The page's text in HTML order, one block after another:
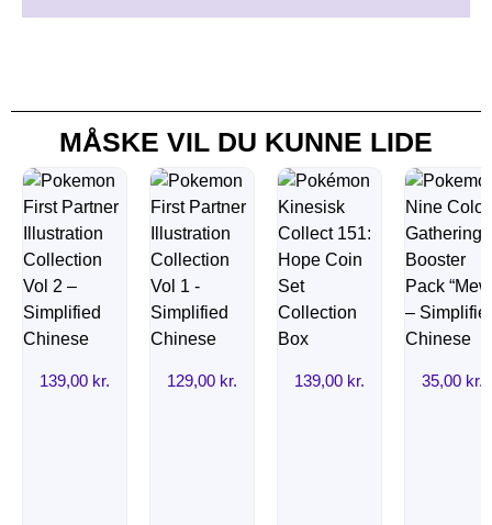
MÅSKE VIL DU KUNNE LIDE
139,00 kr. 129,00 kr. 139,00 kr. 35,00 kr.